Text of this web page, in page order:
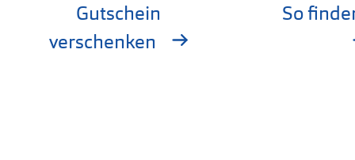
Gutschein
verschenken
So